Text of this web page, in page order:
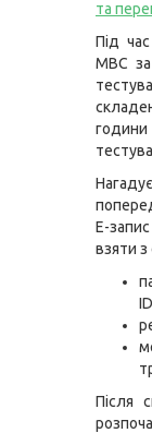
та
Під
МВС за
Е-запис
взяти
Після